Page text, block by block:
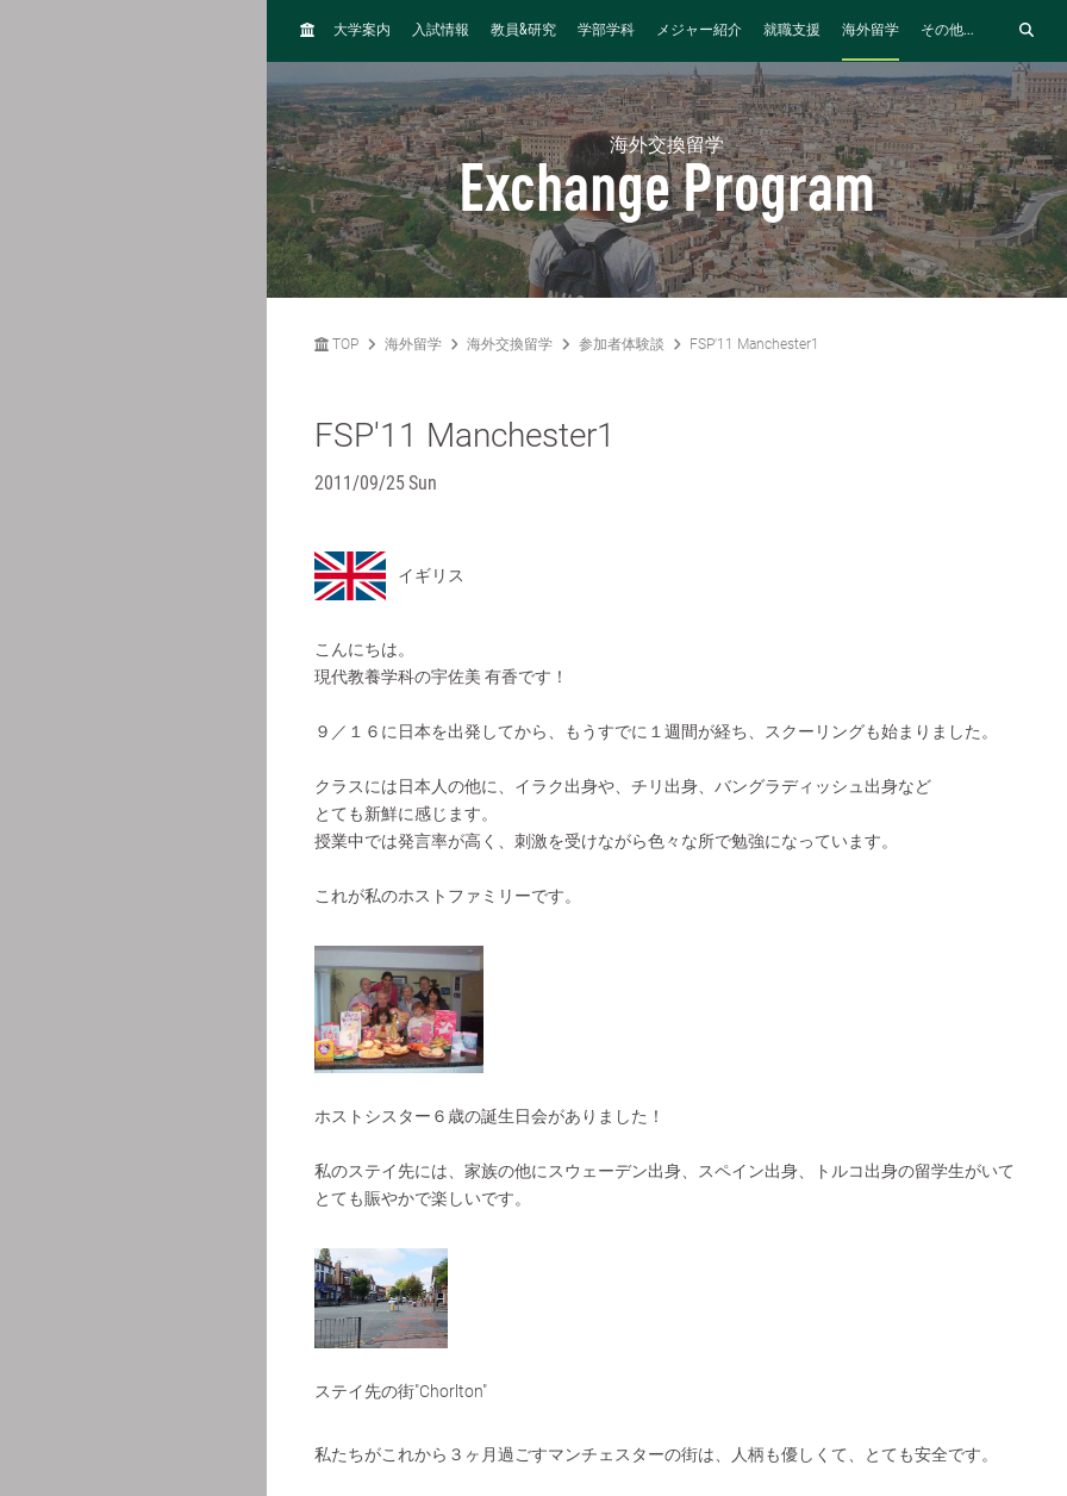
H
E
大学案内 入試情報 教員&研究 学部学科 メジャー紹介 就職支援 海外留学 その他...
海外交換留学
Exchange Program
TOP 海外留学 海外交換留学 参加者体験談 FSP'11 Manchester1
FSP'11 Manchester1
2011/09/25 Sun
イギリス
こんにちは。
現代教養学科の宇佐美 有香です！
９／１６に日本を出発してから、もうすでに１週間が経ち、スクーリングも始まりました。
クラスには日本人の他に、イラク出身や、チリ出身、バングラディッシュ出身など
とても新鮮に感じます。
授業中では発言率が高く、刺激を受けながら色々な所で勉強になっています。
これが私のホストファミリーです。
ホストシスター６歳の誕生日会がありました！
私のステイ先には、家族の他にスウェーデン出身、スペイン出身、トルコ出身の留学生がいて
とても賑やかで楽しいです。
ステイ先の街"Chorlton"
私たちがこれから３ヶ月過ごすマンチェスターの街は、人柄も優しくて、とても安全です。